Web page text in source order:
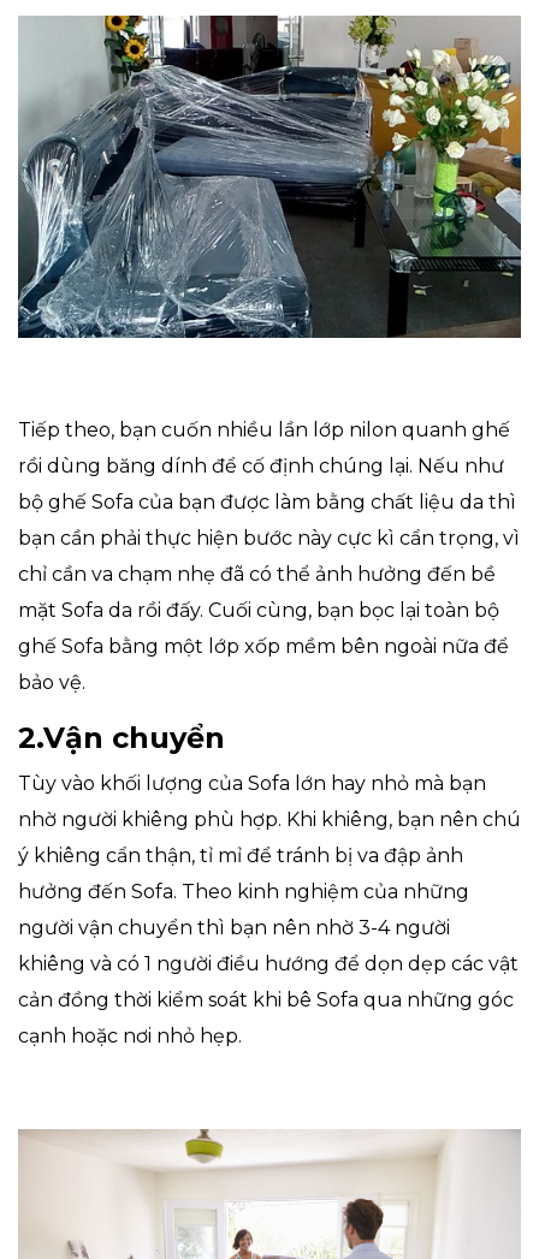
Tiếp theo, bạn cuốn nhiều lần lớp nilon quanh ghế
rồi dùng băng dính để cố định chúng lại. Nếu như
bộ ghế Sofa của bạn được làm bằng chất liệu da thì
bạn cần phải thực hiện bước này cực kì cẩn trọng, vì
chỉ cần va chạm nhẹ đã có thể ảnh hưởng đến bề
mặt Sofa da rồi đấy. Cuối cùng, bạn bọc lại toàn bộ
ghế Sofa bằng một lớp xốp mềm bên ngoài nữa để
bảo vệ.
2.Vận chuyển
Tùy vào khối lượng của Sofa lớn hay nhỏ mà bạn
nhờ người khiêng phù hợp. Khi khiêng, bạn nên chú
ý khiêng cẩn thận, tỉ mỉ để tránh bị va đập ảnh
hưởng đến Sofa. Theo kinh nghiệm của những
người vận chuyển thì bạn nên nhờ 3-4 người
khiêng và có 1 người điều hướng để dọn dẹp các vật
cản đồng thời kiểm soát khi bê Sofa qua những góc
cạnh hoặc nơi nhỏ hẹp.